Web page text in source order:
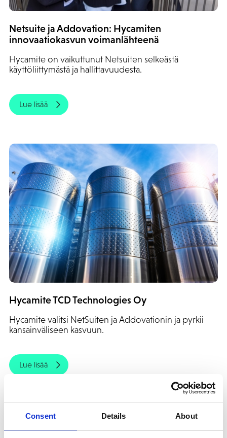
Consent Details About
Lue lisää
Netsuite ja Addovation: Hycamiten
innovaatiokasvun voimanlähteenä
Hycamite on vaikuttunut Netsuiten selkeästä
käyttöliittymästä ja hallittavuudesta.
Lue lisää
Hycamite TCD Technologies Oy
Hycamite valitsi NetSuiten ja Addovationin ja pyrkii
kansainväliseen kasvuun.